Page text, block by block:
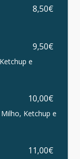
8,50€
9,50€
e
10,00€
Ketchup e
11,00€